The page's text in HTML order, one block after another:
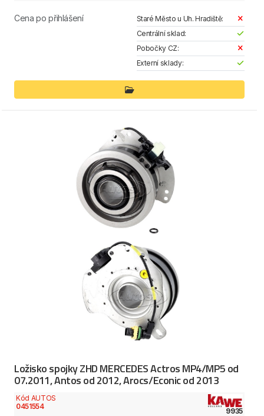
Cena po přihlášení
Staré Město u Uh. Hradiště:
Centrální sklad:
Pobočky CZ:
Externí sklady:
Ložisko spojky ZHD MERCEDES Actros MP4/MP5 od
07.2011, Antos od 2012, Arocs/Econic od 2013
Kód AUTOS
0451554
9935